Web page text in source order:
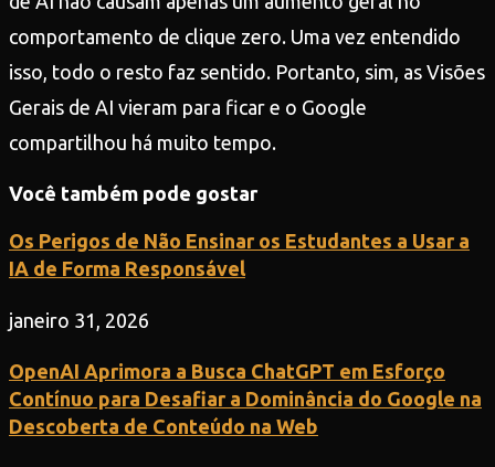
comportamento de clique zero. Uma vez entendido
isso, todo o resto faz sentido. Portanto, sim, as Visões
Gerais de AI vieram para ficar e o Google
compartilhou há muito tempo.
Você também pode gostar
Os Perigos de Não Ensinar os Estudantes a Usar a
IA de Forma Responsável
janeiro 31, 2026
OpenAI Aprimora a Busca ChatGPT em Esforço
Contínuo para Desafiar a Dominância do Google na
Descoberta de Conteúdo na Web